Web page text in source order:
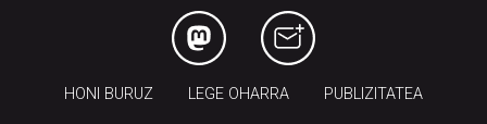
HONI BURUZ LEGE OHARRA PUBLIZITATEA